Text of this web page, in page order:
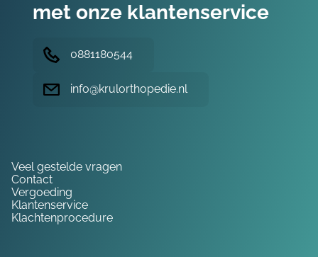
met onze klantenservice
0881180544
info@krulorthopedie.nl
Veel gestelde vragen
Contact
Vergoeding
Klantenservice
Klachtenprocedure